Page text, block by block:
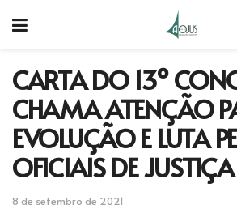
CARTA DO 13º
CHAMA ATENÇÃO
EVOLUÇÃO E LUTA
OFICIAIS DE JUSTIÇA
8 de setembro de 2021